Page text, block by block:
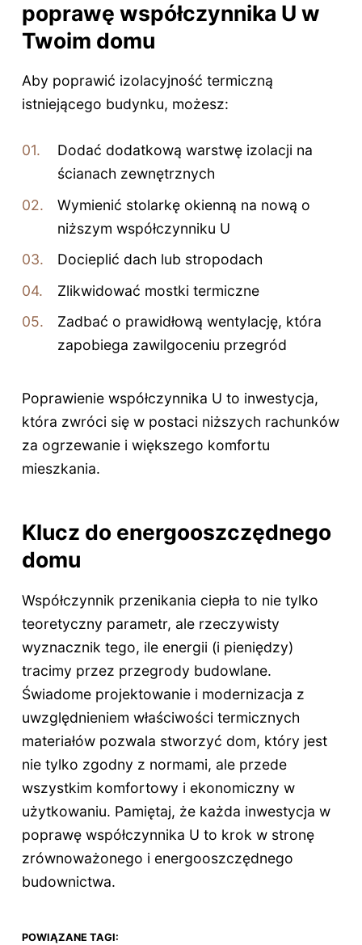
poprawę współczynnika U w
Twoim domu
Aby poprawić izolacyjność termiczną
istniejącego budynku, możesz:
Dodać dodatkową warstwę izolacji na
ścianach zewnętrznych
Wymienić stolarkę okienną na nową o
niższym współczynniku U
Docieplić dach lub stropodach
Zlikwidować mostki termiczne
Zadbać o prawidłową wentylację, która
zapobiega zawilgoceniu przegród
Poprawienie współczynnika U to inwestycja,
która zwróci się w postaci niższych rachunków
za ogrzewanie i większego komfortu
mieszkania.
Klucz do energooszczędnego
domu
Współczynnik przenikania ciepła to nie tylko
teoretyczny parametr, ale rzeczywisty
wyznacznik tego, ile energii (i pieniędzy)
tracimy przez przegrody budowlane.
Świadome projektowanie i modernizacja z
uwzględnieniem właściwości termicznych
materiałów pozwala stworzyć dom, który jest
nie tylko zgodny z normami, ale przede
wszystkim komfortowy i ekonomiczny w
użytkowaniu. Pamiętaj, że każda inwestycja w
poprawę współczynnika U to krok w stronę
zrównoważonego i energooszczędnego
budownictwa.
POWIĄZANE TAGI: